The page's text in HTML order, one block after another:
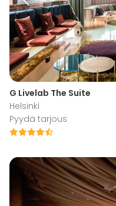
G Livelab The Suite
Helsinki
Pyydä tarjous